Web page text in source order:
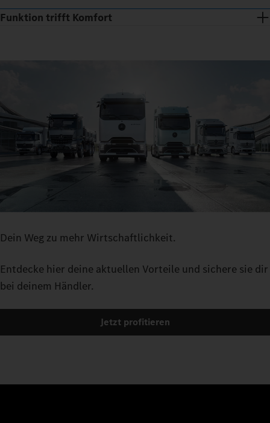
Funktion trifft Komfort
Nur drei Stufen und du bist drin: einsteigen, hinsetzen,
losfahren. Die Sitze regulieren das Klima und mit dem
Bildschirm alle relevanten Funktionen übersichtlich parat – vom
Navi bis zum Verkehrszeichen-Assistenten.
Dein Weg zu mehr Wirtschaftlichkeit.
Entdecke hier deine aktuellen Vorteile und sichere sie dir
bei deinem Händler.
Jetzt profitieren